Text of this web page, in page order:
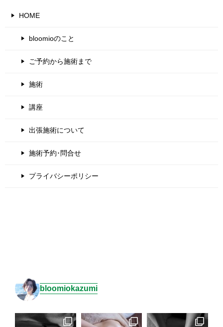
HOME
bloomioのこと
ご予約から施術まで
施術
講座
出張施術について
施術予約･問合せ
プライバシーポリシー
bloomiokazumi